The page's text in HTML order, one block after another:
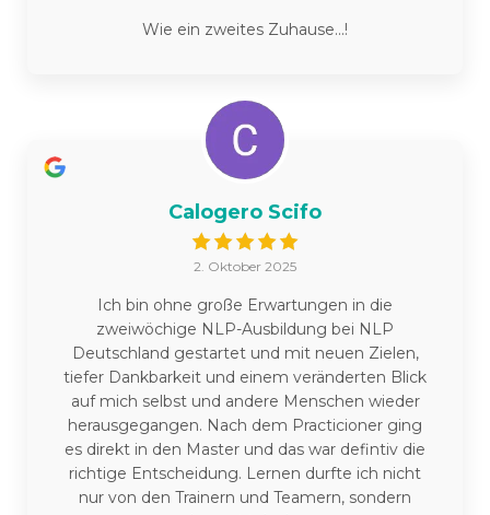
Wie ein zweites Zuhause...!
Calogero Scifo
2. Oktober 2025
Ich bin ohne große Erwartungen in die
zweiwöchige NLP-Ausbildung bei NLP
Deutschland gestartet und mit neuen Zielen,
tiefer Dankbarkeit und einem veränderten Blick
auf mich selbst und andere Menschen wieder
herausgegangen. Nach dem Practicioner ging
es direkt in den Master und das war defintiv die
richtige Entscheidung. Lernen durfte ich nicht
nur von den Trainern und Teamern, sondern